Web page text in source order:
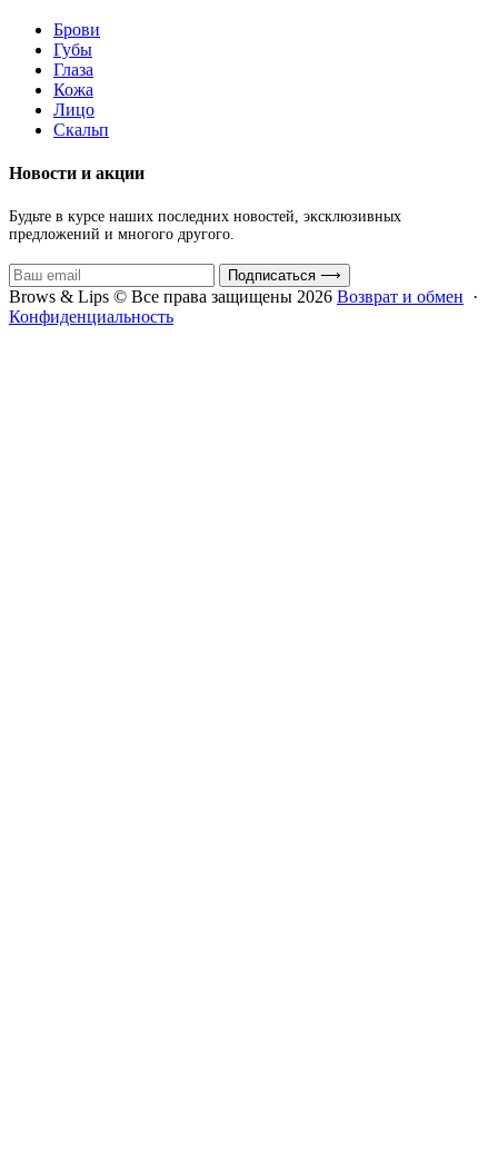
Брови
Губы
Глаза
Кожа
Лицо
Скальп
Новости и акции
Будьте в курсе наших последних новостей, эксклюзивных
предложений и многого другого.
Подписаться ⟶
Brows & Lips © Все права защищены 2026 Возврат и обмен ·
Конфиденциальность